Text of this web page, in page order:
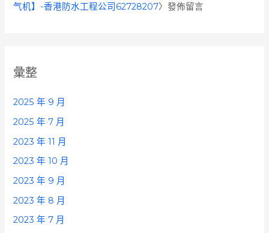
气机】-香港防水工程公司62728207〉發佈留言
彙整
2025 年 9 月
2025 年 7 月
2023 年 11 月
2023 年 10 月
2023 年 9 月
2023 年 8 月
2023 年 7 月